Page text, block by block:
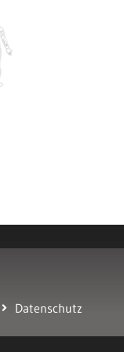
Datenschutz